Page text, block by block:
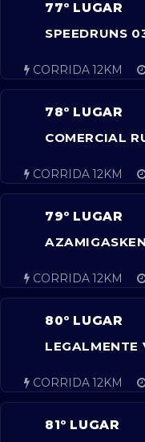
77º LUGAR
SPEEDRUNS
CORRIDA 12KM
78º LUGAR
COMERCIAL
CORRIDA 12KM
79º LUGAR
CORRIDA 12KM
80º LUGAR
LEGALMENTE
CORRIDA 12KM
81º LUGAR